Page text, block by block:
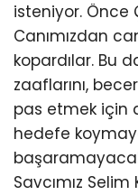
isteniyor. Önce
Canımızdan
kopardılar. Bu
zaaflarını,
pas etmek için
hedefe
Savcımız